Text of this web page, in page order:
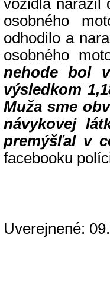
vozidla narazil
osobného
odhodilo a
osobného
nehode bol
výsledkom
Muža sme
návykovej
premýšľal v
facebooku
Uverejnené: